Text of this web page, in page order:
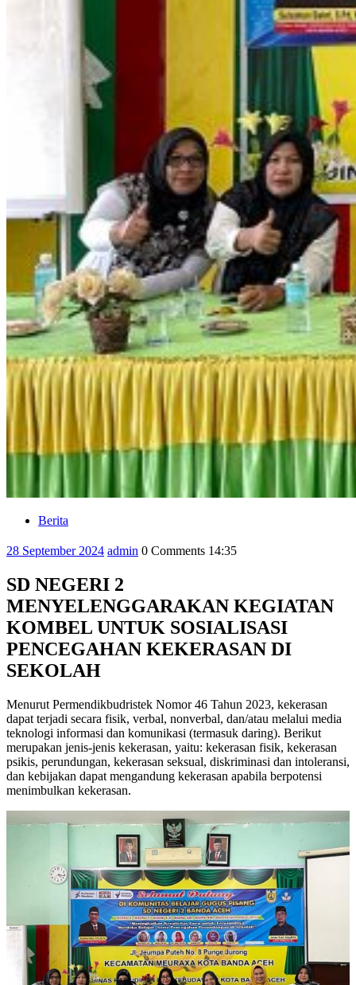
Berita
Category
28 September 202428
2024
admin admin
0 Comments 14:35
SD NEGERI 2
MENYELENGGARAKAN KEGIATAN
KOMBEL UNTUK SOSIALISASI
PENCEGAHAN KEKERASAN DI
SEKOLAH
Menurut Permendikbudristek Nomor 46 Tahun 2023, kekerasan
dapat terjadi secara fisik, verbal, nonverbal, dan/atau melalui media
teknologi informasi dan komunikasi (termasuk daring). Berikut
merupakan jenis-jenis kekerasan, yaitu: kekerasan fisik, kekerasan
psikis, perundungan, kekerasan seksual, diskriminasi dan intoleransi,
dan kebijakan dapat mengandung kekerasan apabila berpotensi
menimbulkan kekerasan.